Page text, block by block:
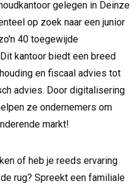
gelegen in Deinze
op zoek naar een junior
40 toegewijde
kantoor biedt een breed
en fiscaal advies tot
advies. Door digitalisering
ze ondernemers om
markt!
of heb je reeds ervaring
rug? Spreekt een familiale